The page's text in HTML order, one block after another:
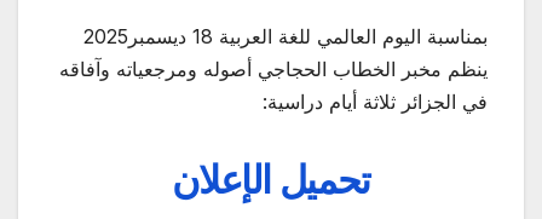
بمناسبة اليوم العالمي للغة العربية 18 ديسمبر2025
ينظم مخبر الخطاب الحجاجي أصوله ومرجعياته وآفاقه
في الجزائر ثلاثة أيام دراسية:
تحميل الإعلان